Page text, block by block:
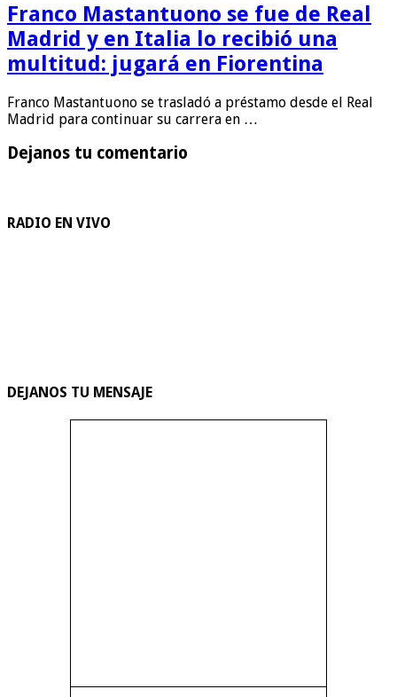
Franco Mastantuono se fue de Real
Madrid y en Italia lo recibió una
multitud: jugará en Fiorentina
Franco Mastantuono se trasladó a préstamo desde el Real
Madrid para continuar su carrera en …
Dejanos tu comentario
RADIO EN VIVO
DEJANOS TU MENSAJE